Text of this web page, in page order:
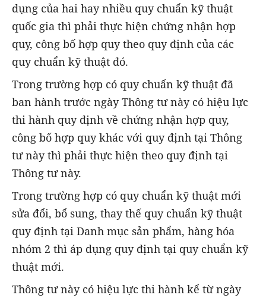
dụng của hai hay nhiều quy chuẩn kỹ thuật
quốc gia thì phải thực hiện chứng nhận hợp
quy, công bố hợp quy theo quy định của các
quy chuẩn kỹ thuật đó.
Trong trường hợp có quy chuẩn kỹ thuật đã
ban hành trước ngày Thông tư này có hiệu lực
thi hành quy định về chứng nhận hợp quy,
công bố hợp quy khác với quy định tại Thông
tư này thì phải thực hiện theo quy định tại
Thông tư này.
Trong trường hợp có quy chuẩn kỹ thuật mới
sửa đổi, bổ sung, thay thế quy chuẩn kỹ thuật
quy định tại Danh mục sản phẩm, hàng hóa
nhóm 2 thì áp dụng quy định tại quy chuẩn kỹ
thuật mới.
Thông tư này có hiệu lực thi hành kể từ ngày